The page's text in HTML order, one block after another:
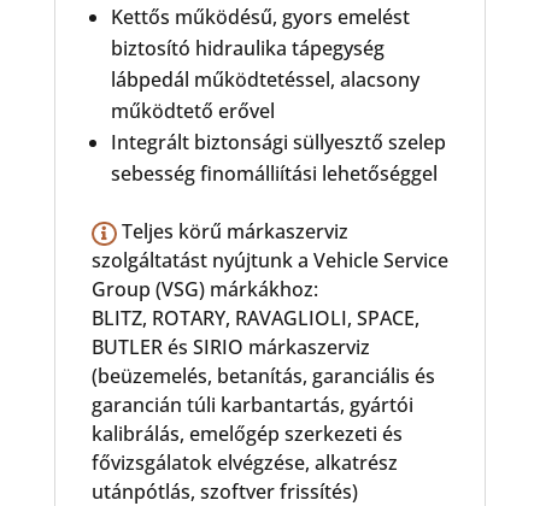
Kettős működésű, gyors emelést
biztosító hidraulika tápegység
lábpedál működtetéssel, alacsony
működtető erővel
Integrált biztonsági süllyesztő szelep
sebesség finomálliítási lehetőséggel
Teljes körű márkaszerviz
szolgáltatást nyújtunk a Vehicle Service
Group (VSG) márkákhoz:
BLITZ, ROTARY, RAVAGLIOLI, SPACE,
BUTLER és SIRIO márkaszerviz
(beüzemelés, betanítás, garanciális és
garancián túli karbantartás, gyártói
kalibrálás, emelőgép szerkezeti és
fővizsgálatok elvégzése, alkatrész
utánpótlás, szoftver frissítés)